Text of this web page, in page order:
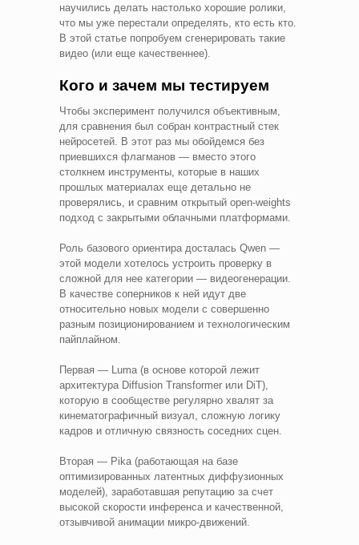
научились делать настолько хорошие ролики,
что мы уже перестали определять, кто есть кто.
В этой статье попробуем сгенерировать такие
видео (или еще качественнее).
Кого и зачем мы тестируем
Чтобы эксперимент получился объективным,
для сравнения был собран контрастный стек
нейросетей. В этот раз мы обойдемся без
приевшихся флагманов — вместо этого
столкнем инструменты, которые в наших
прошлых материалах еще детально не
проверялись, и сравним открытый open-weights
подход с закрытыми облачными платформами.
Роль базового ориентира досталась Qwen —
этой модели хотелось устроить проверку в
сложной для нее категории — видеогенерации.
В качестве соперников к ней идут две
относительно новых модели с совершенно
разным позиционированием и технологическим
пайплайном.
Первая — Luma (в основе которой лежит
архитектура Diffusion Transformer или DiT),
которую в сообществе регулярно хвалят за
кинематографичный визуал, сложную логику
кадров и отличную связность соседних сцен.
Вторая — Pika (работающая на базе
оптимизированных латентных диффузионных
моделей), заработавшая репутацию за счет
высокой скорости инференса и качественной,
отзывчивой анимации микро-движений.